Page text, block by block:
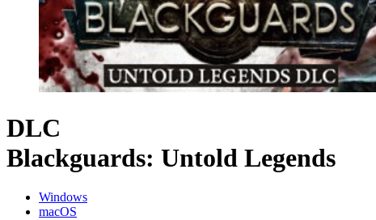
DLC
Blackguards: Untold Legends
Windows
macOS